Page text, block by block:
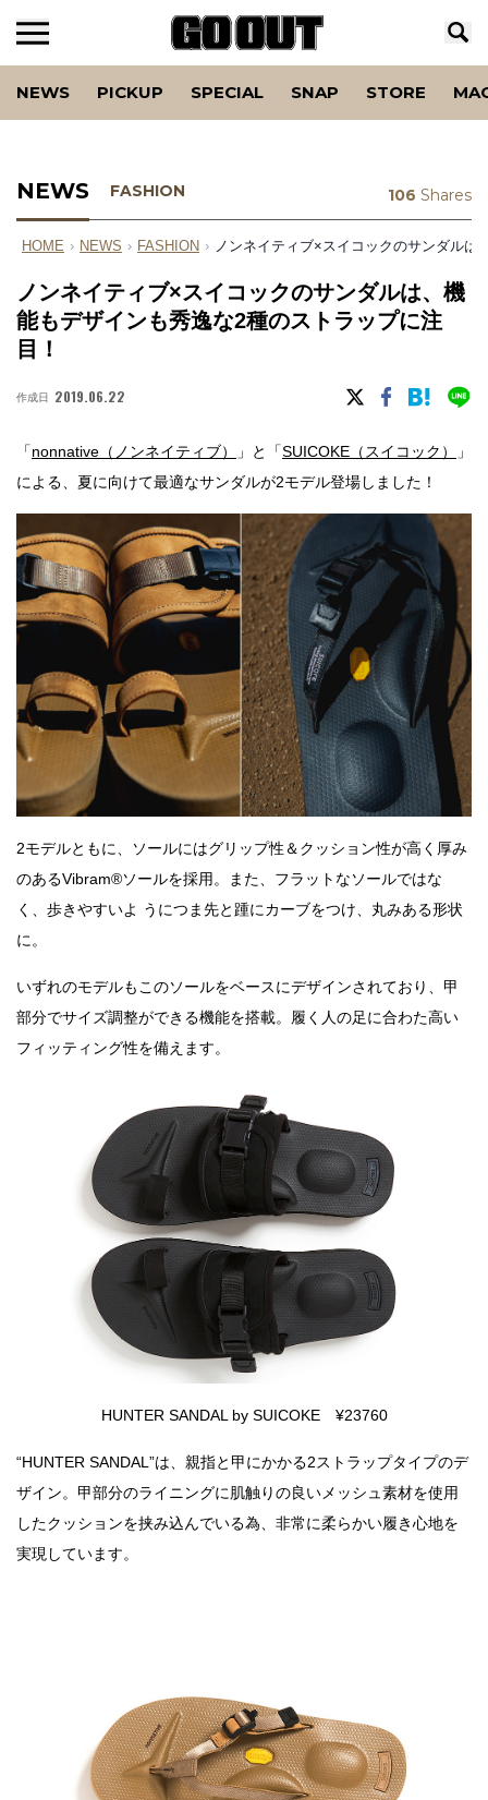
NEWS PICKUP SPECIAL SNAP STORE
NEWS FASHION
HOME › NEWS › FASHION › ノンネイティブ×スイコックのサンダル
ノンネイティブ×スイコックのサンダルは、機
能もデザインも秀逸な2種のストラップに注
目！
作成日 2019.06.22
106 Shares
「nonnative（ノンネイティブ） 」と「SUICOKE（スイコック）
」
による、夏に向けて最適なサンダルが2モデル登場しました！
2モデルともに、ソールにはグリップ性＆クッション性が高く厚み
のあるVibram®ソールを採用。また、フラットなソールではな
く、歩きやすいよ うにつま先と踵にカーブをつけ、丸みある形状
に。
いずれのモデルもこのソールをベースにデザインされており、甲
部分でサイズ調整ができる機能を搭載。履く人の足に合わた高い
フィッティング性を備えます。
HUNTER SANDAL by SUICOKE ¥23760
“HUNTER SANDAL”は、親指と甲にかかる2ストラップタイプのデ
ザイン。甲部分のライニングに肌触りの良いメッシュ素材を使用
したクッションを挟み込んでいる為、非常に柔らかい履き心地を
実現しています。